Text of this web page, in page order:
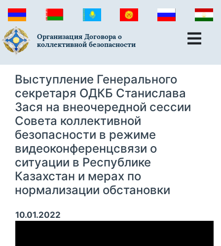
Организация Договора о
коллективной безопасности
Выступление Генерального
секретаря ОДКБ Станислава
Зася на внеочередной сессии
Совета коллективной
безопасности в режиме
видеоконференцсвязи о
ситуации в Республике
Казахстан и мерах по
нормализации обстановки
10.01.2022